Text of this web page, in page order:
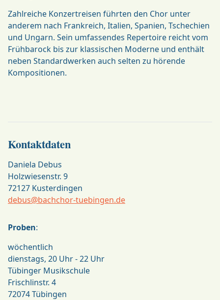
Zahlreiche Konzertreisen führten den Chor unter
anderem nach Frankreich, Italien, Spanien, Tschechien
und Ungarn. Sein umfassendes Repertoire reicht vom
Frühbarock bis zur klassischen Moderne und enthält
neben Standardwerken auch selten zu hörende
Kompositionen.
Kontaktdaten
Daniela Debus
Holzwiesenstr. 9
72127 Kusterdingen
debus@bachchor-tuebingen.de
Proben:
wöchentlich
dienstags, 20 Uhr - 22 Uhr
Tübinger Musikschule
Frischlinstr. 4
72074 Tübingen